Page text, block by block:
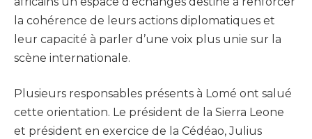
la cohérence de leurs actions diplomatiques et
leur capacité à parler d’une voix plus unie sur la
scène internationale.
Plusieurs responsables présents à Lomé ont salué
cette orientation. Le président de la Sierra Leone
et président en exercice de la Cédéao, Julius